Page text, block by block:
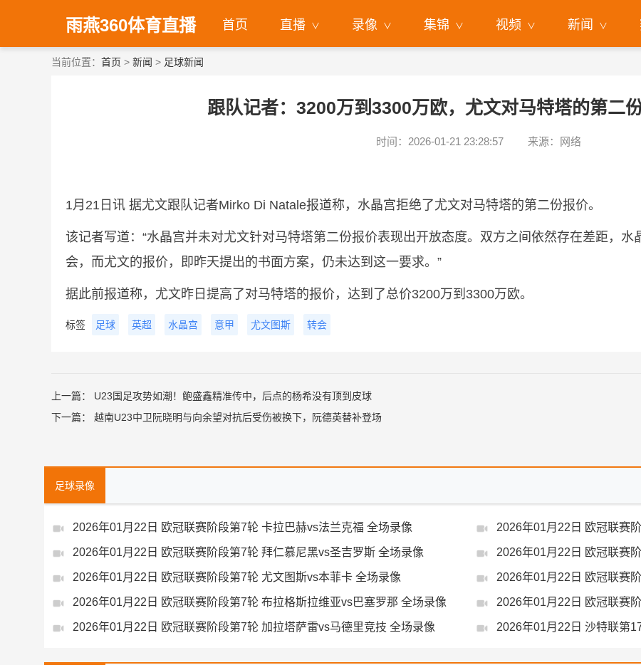
雨燕360体育直播 首页 直播 录像 集锦 视频 新闻
当前位置： 首页 > 新闻 > 足球新闻
跟队记者：3200万到3300万欧，尤文对马特塔的第二
时间：2026-01-21 23:28:57 来源：网络
1月21日讯 据尤文跟队记者Mirko Di Natale报道称，水晶宫拒绝了尤文对马特塔的第二份报价。
该记者写道：“水晶宫并未对尤文针对马特塔第二份报价表现出开放态度。双方之间依然存在差距，
会，而尤文的报价，即昨天提出的书面方案，仍未达到这一要求。”
据此前报道称，尤文昨日提高了对马特塔的报价，达到了总价3200万到3300万欧。
标签 足球 英超 水晶宫 意甲 尤文图斯 转会
上一篇： U23国足攻势如潮！鲍盛鑫精准传中，后点的杨希没有顶到皮球
下一篇： 越南U23中卫阮晓明与向余望对抗后受伤被换下，阮德英替补登场
足球录像
2026年01月22日 欧冠联赛阶段第7轮 卡拉巴赫vs法兰克福 全场录像 2026年01月22日 欧冠联赛
2026年01月22日 欧冠联赛阶段第7轮 拜仁慕尼黑vs圣吉罗斯 全场录像 2026年01月22日 欧冠联赛
2026年01月22日 欧冠联赛阶段第7轮 尤文图斯vs本菲卡 全场录像 2026年01月22日 欧冠联赛
2026年01月22日 欧冠联赛阶段第7轮 布拉格斯拉维亚vs巴塞罗那 全场录像 2026年01月22日 欧冠联赛
2026年01月22日 欧冠联赛阶段第7轮 加拉塔萨雷vs马德里竞技 全场录像 2026年01月22日 沙特联第